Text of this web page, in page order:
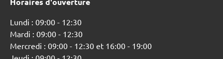
Lundi : 09:00 - 12:30
Mardi : 09:00 - 12:30
Mercredi : 09:00 - 12:30 et 16:00 - 19:00